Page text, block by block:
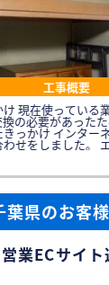
工事概要
コンが
必要があったため。 エ
ーネットを見てサイ
ました。 エアコン総本店に
依頼を決めた理由 訪問しな
葉県のお客
業ECサイ